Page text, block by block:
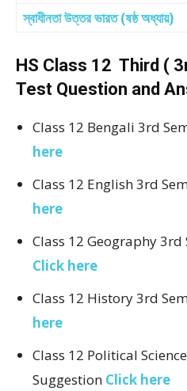
স্বাধীনতা উত্তর ভারত (ষষ্ঠ অধ্যায়)
HS Class 12 Third (
Test Question and
Class 12 Bengali 3rd
here
Class 12 English 3rd
here
Class 12 Geography
Click here
Class 12 History 3rd
here
Class 12 Political
Suggestion Click here